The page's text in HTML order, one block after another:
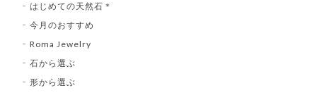
はじめての天然石＊
今月のおすすめ
Roma Jewelry
石から選ぶ
形から選ぶ